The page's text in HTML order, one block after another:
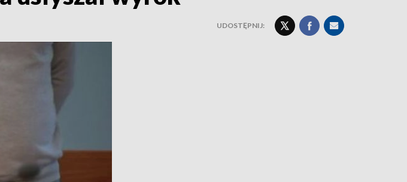
UDOSTĘPNIJ: